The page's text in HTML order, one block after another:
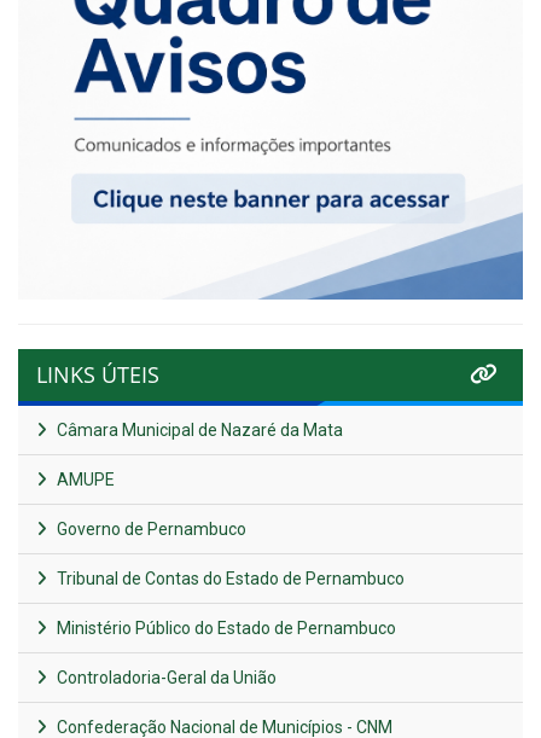
LINKS ÚTEIS
Câmara Municipal de Nazaré da Mata
AMUPE
Governo de Pernambuco
Tribunal de Contas do Estado de Pernambuco
Ministério Público do Estado de Pernambuco
Controladoria-Geral da União
Confederação Nacional de Municípios - CNM